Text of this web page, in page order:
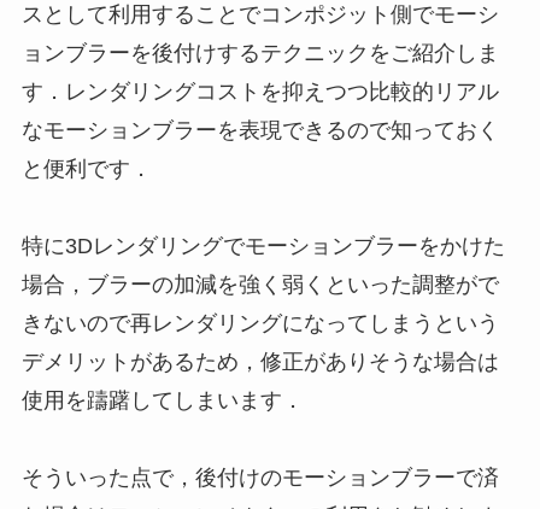
スとして利用することでコンポジット側でモーシ
ョンブラーを後付けするテクニックをご紹介しま
す．レンダリングコストを抑えつつ比較的リアル
なモーションブラーを表現できるので知っておく
と便利です．
特に3Dレンダリングでモーションブラーをかけた
場合，ブラーの加減を強く弱くといった調整がで
きないので再レンダリングになってしまうという
デメリットがあるため，修正がありそうな場合は
使用を躊躇してしまいます．
そういった点で，後付けのモーションブラーで済